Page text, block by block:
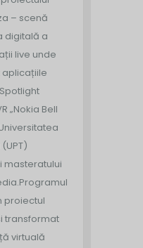
– scenă
digitală a
live unde
aplicațiile
„Nokia Bell
masteratului
Programul
proiectul
transformat
virtuală